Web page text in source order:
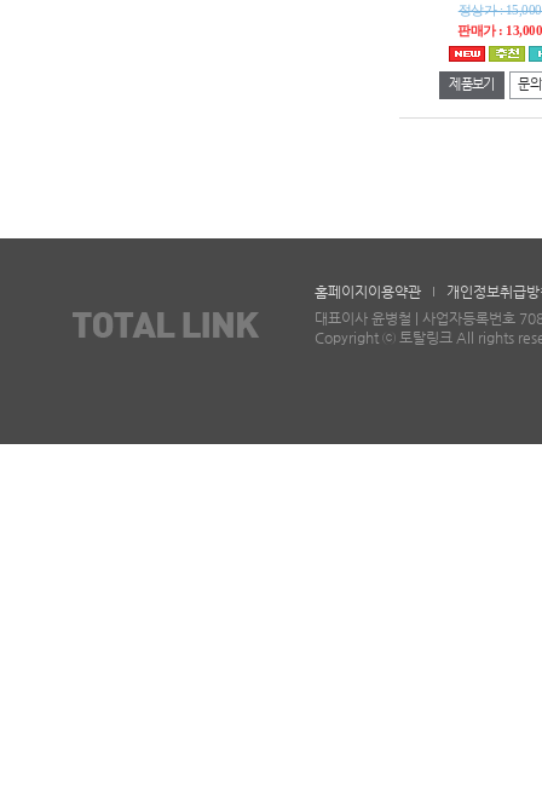
정상가 :
판매가 :
제품보기 문
홈페이지이용약관
개인정보취급
대표이사 윤병철 | 사업자등록번호
Copyright ⓒ 토탈링크 All rights